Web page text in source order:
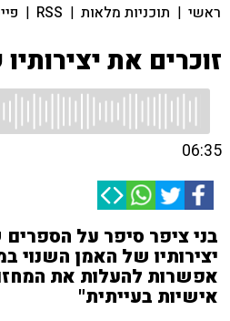
ראשי | תוכניות מלאות |
RSS
|
זוכרים את
06:35
בני ציפר סיפר על
יצירותיו של האמן השנוי
אפשרות להעלות את
אישיות בעייתית"